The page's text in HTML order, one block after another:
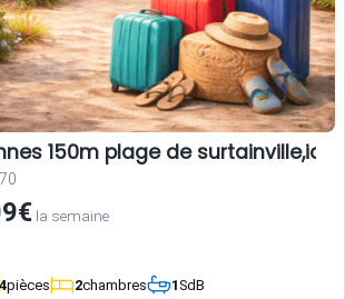
150m plage de
la semaine
4pièces 2chambres 1SdB